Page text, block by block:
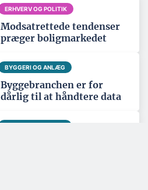
ERHVERV OG POLITIK
Modsatrettede tendenser
præger boligmarkedet
BYGGERI OG ANLÆG
Byggebranchen er for
dårlig til at håndtere data